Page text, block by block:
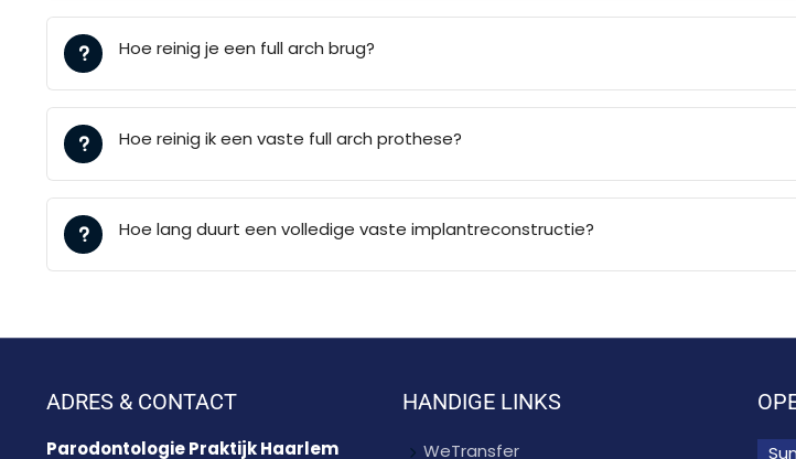
Hoe reinig je een full arch brug?
Hoe reinig ik een vaste full arch prothese?
Hoe lang duurt een volledige vaste implantreconstructie?
ADRES & CONTACT
Parodontologie Praktijk Haarlem
HANDIGE LINKS
WeTransfer